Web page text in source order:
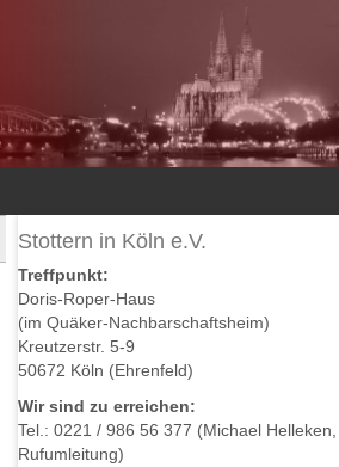
Stottern in Köln e.V.
Treffpunkt:
Doris-Roper-Haus
(im Quäker-Nachbarschaftsheim)
Kreutzerstr. 5-9
50672 Köln (Ehrenfeld)
Wir sind zu erreichen:
Tel.: 0221 / 986 56 377 (Michael Helleken,
Rufumleitung)